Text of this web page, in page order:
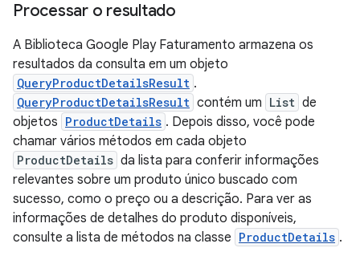
Processar o resultado
A Biblioteca Google Play Faturamento armazena os
resultados da consulta em um objeto
QueryProductDetailsResult .
QueryProductDetailsResult contém um List de
objetos ProductDetails . Depois disso, você pode
chamar vários métodos em cada objeto
ProductDetails da lista para conferir informações
relevantes sobre um produto único buscado com
sucesso, como o preço ou a descrição. Para ver as
informações de detalhes do produto disponíveis,
consulte a lista de métodos na classe ProductDetails .